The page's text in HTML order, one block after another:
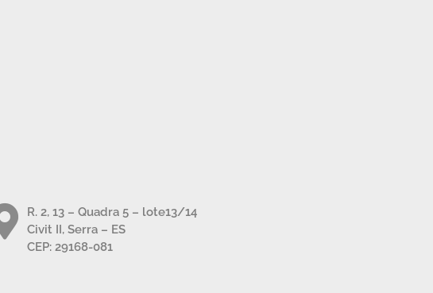
R. 2, 13 – Quadra 5 – lote13/14
Civit II, Serra – ES
CEP: 29168-081